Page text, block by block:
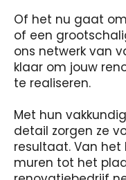
Of het nu gaat
of een
ons netwerk van
klaar om jouw
te realiseren.
Met hun
detail zorgen ze
resultaat. Van
muren tot het